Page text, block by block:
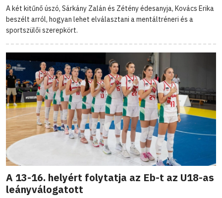
A két kitűnő úszó, Sárkány Zalán és Zétény édesanyja, Kovács Erika
beszélt arról, hogyan lehet elválasztani a mentáltréneri és a
sportszülői szerepkört.
A 13-16. helyért folytatja az Eb-t az U18-as
leányválogatott